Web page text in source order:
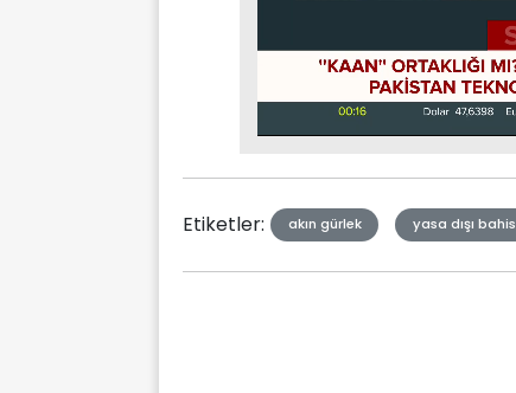
Stream
Etiketler: akın gürlek yasa dışı bahis